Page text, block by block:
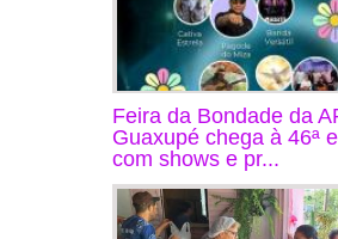
Feira da Bondade da
Guaxupé chega à 46ª
com shows e pr...